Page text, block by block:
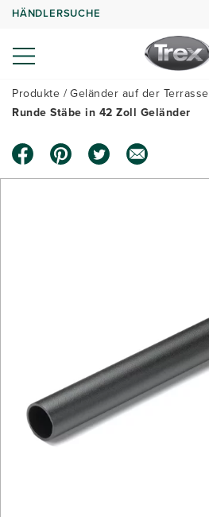
HÄNDLERSUCHE
Produkte Geländer auf der Terrasse
Runde Stäbe in 42 Zoll Geländer